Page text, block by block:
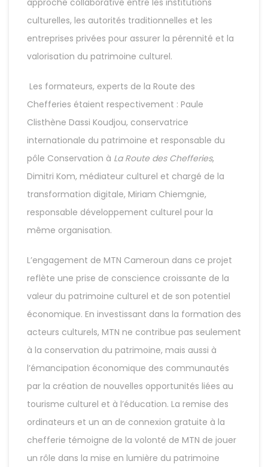
approche collaborative entre les institutions
culturelles, les autorités traditionnelles et les
entreprises privées pour assurer la pérennité et la
valorisation du patrimoine culturel.
Les formateurs, experts de la Route des
Chefferies étaient respectivement : Paule
Clisthène Dassi Koudjou, conservatrice
internationale du patrimoine et responsable du
pôle Conservation à La Route des Chefferies,
Dimitri Kom, médiateur culturel et chargé de la
transformation digitale, Miriam Chiemgnie,
responsable développement culturel pour la
même organisation.
L’engagement de MTN Cameroun dans ce projet
reflète une prise de conscience croissante de la
valeur du patrimoine culturel et de son potentiel
économique. En investissant dans la formation des
acteurs culturels, MTN ne contribue pas seulement
à la conservation du patrimoine, mais aussi à
l’émancipation économique des communautés
par la création de nouvelles opportunités liées au
tourisme culturel et à l’éducation. La remise des
ordinateurs et un an de connexion gratuite à la
chefferie témoigne de la volonté de MTN de jouer
un rôle dans la mise en lumière du patrimoine